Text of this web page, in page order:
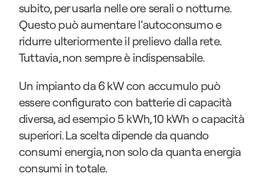
subito, per usarla nelle ore serali o notturne.
Questo può aumentare l’autoconsumo e
ridurre ulteriormente il prelievo dalla rete.
Tuttavia, non sempre è indispensabile.
Un impianto da 6 kW con accumulo può
essere configurato con batterie di capacità
diversa, ad esempio 5 kWh, 10 kWh o capacità
superiori. La scelta dipende da quando
consumi energia, non solo da quanta energia
consumi in totale.